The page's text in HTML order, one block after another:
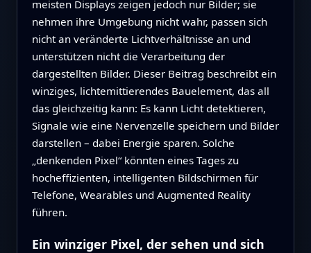
meisten Displays zeigen jedoch nur Bilder; sie
nehmen ihre Umgebung nicht wahr, passen sich
nicht an veränderte Lichtverhältnisse an und
unterstützen nicht die Verarbeitung der
dargestellten Bilder. Dieser Beitrag beschreibt ein
winziges, lichtemittierendes Bauelement, das all
das gleichzeitig kann: Es kann Licht detektieren,
Signale wie eine Nervenzelle speichern und Bilder
darstellen – dabei Energie sparen. Solche
„denkenden Pixel“ könnten eines Tages zu
hocheffizienten, intelligenten Bildschirmen für
Telefone, Wearables und Augmented Reality
führen.
Ein winziger Pixel, der sehen und sich